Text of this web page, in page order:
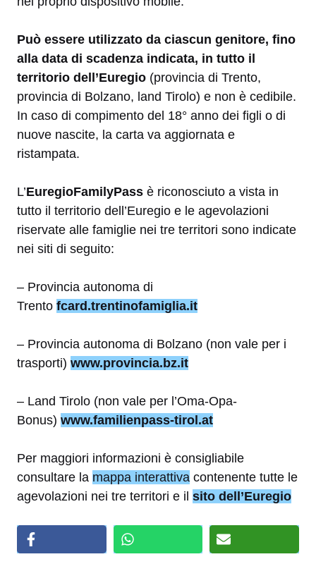
Può essere utilizzato da ciascun genitore, fino
alla data di scadenza indicata, in tutto il
territorio dell’Euregio (provincia di Trento,
provincia di Bolzano, land Tirolo) e non è cedibile.
In caso di compimento del 18° anno dei figli o di
nuove nascite, la carta va aggiornata e
ristampata.
L’EuregioFamilyPass è riconosciuto a vista in
tutto il territorio dell’Euregio e le agevolazioni
riservate alle famiglie nei tre territori sono indicate
nei siti di seguito:
– Provincia autonoma di
Trento fcard.trentinofamiglia.it
– Provincia autonoma di Bolzano (non vale per i
trasporti) www.provincia.bz.it
– Land Tirolo (non vale per l’Oma-Opa-
Bonus) www.familienpass-tirol.at
Per maggiori informazioni è consigliabile
consultare la mappa interattiva contenente tutte le
agevolazioni nei tre territori e il sito dell’Euregio